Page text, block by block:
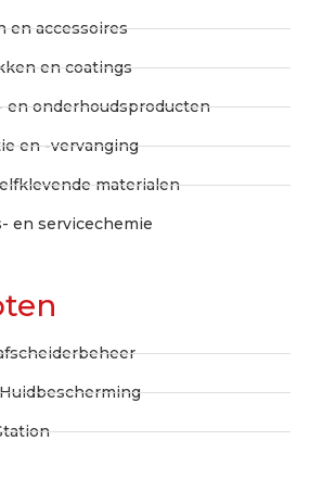
en accessoires
en coatings
en onderhoudsproducten
en -vervanging
materialen
en servicechemie